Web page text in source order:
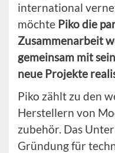
international
möchte Piko die
Zusammenarbeit
gemeinsam mit
neue Projekte
Piko zählt zu den
Herstellern von
zubehör. Das
Gründung für